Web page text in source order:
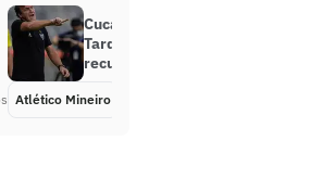
Cuca volta aos trabalhos no Galo.
Tardelli ainda segue em
recuperação
Atlético Mineiro